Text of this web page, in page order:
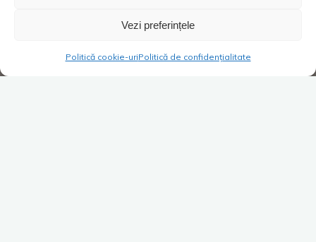
Vezi preferințele
Politică cookie-uriPolitică de confidențialitate